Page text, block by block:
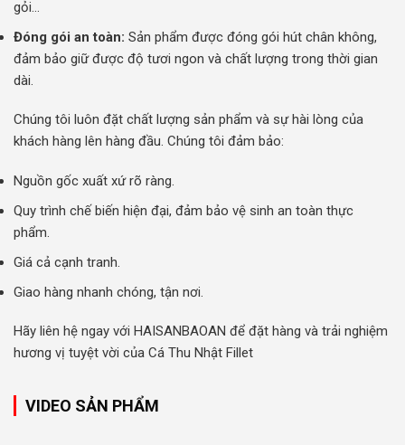
gỏi…
Đóng gói an toàn: Sản phẩm được đóng gói hút chân không,
đảm bảo giữ được độ tươi ngon và chất lượng trong thời gian
dài.
Chúng tôi luôn đặt chất lượng sản phẩm và sự hài lòng của
khách hàng lên hàng đầu. Chúng tôi đảm bảo:
Nguồn gốc xuất xứ rõ ràng.
Quy trình chế biến hiện đại, đảm bảo vệ sinh an toàn thực
phẩm.
Giá cả cạnh tranh.
Giao hàng nhanh chóng, tận nơi.
Hãy liên hệ ngay với HAISANBAOAN để đặt hàng và trải nghiệm
hương vị tuyệt vời của Cá Thu Nhật Fillet
VIDEO SẢN PHẨM